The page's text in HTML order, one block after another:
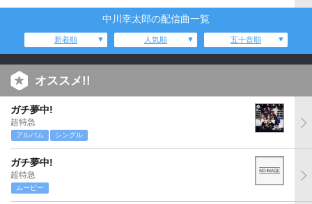
中川幸太郎の配信曲一覧
新着順 人気順 五十音順
オススメ!!
ガチ夢中!
超特急
アルバム シングル
ガチ夢中!
超特急
ムービー